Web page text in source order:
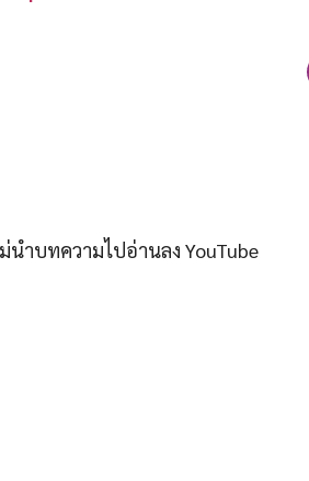
ำบทความไปอ่านลง YouTube